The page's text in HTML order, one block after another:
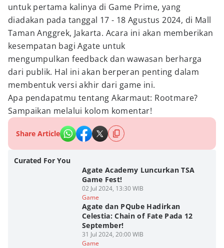
untuk pertama kalinya di Game Prime, yang
diadakan pada tanggal 17 - 18 Agustus 2024, di Mall
Taman Anggrek, Jakarta. Acara ini akan memberikan
kesempatan bagi Agate untuk
mengumpulkan feedback dan wawasan berharga
dari publik. Hal ini akan berperan penting dalam
membentuk versi akhir dari game ini.
Apa pendapatmu tentang Akarmaut: Rootmare?
Sampaikan melalui kolom komentar!
Share Article
Curated For You
Agate Academy Luncurkan TSA
Game Fest!
02 Jul 2024, 13:30 WIB
Game
Agate dan PQube Hadirkan
Celestia: Chain of Fate Pada 12
September!
31 Jul 2024, 20:00 WIB
Game